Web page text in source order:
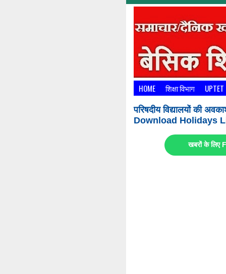
HOME शिक्षा विभाग UPTET
परिषदीय विद्यालयों की
Download Holidays
खबरों के